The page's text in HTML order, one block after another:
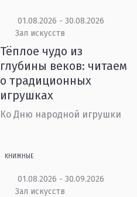
01.08.2026 - 30.08.2026
Зал искусств
Тёплое чудо из
глубины веков: читаем
о традиционных
игрушках
Ко Дню народной игрушки
КНИЖНЫЕ
01.08.2026 - 30.09.2026
Зал искусств